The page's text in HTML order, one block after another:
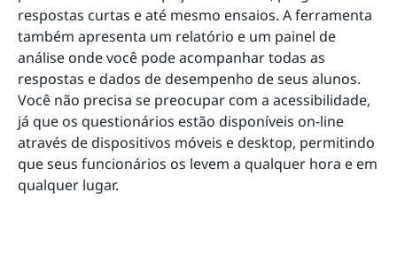
respostas curtas e até mesmo ensaios. A ferramenta
também apresenta um relatório e um painel de
análise onde você pode acompanhar todas as
respostas e dados de desempenho de seus alunos.
Você não precisa se preocupar com a acessibilidade,
já que os questionários estão disponíveis on-line
através de dispositivos móveis e desktop, permitindo
que seus funcionários os levem a qualquer hora e em
qualquer lugar.